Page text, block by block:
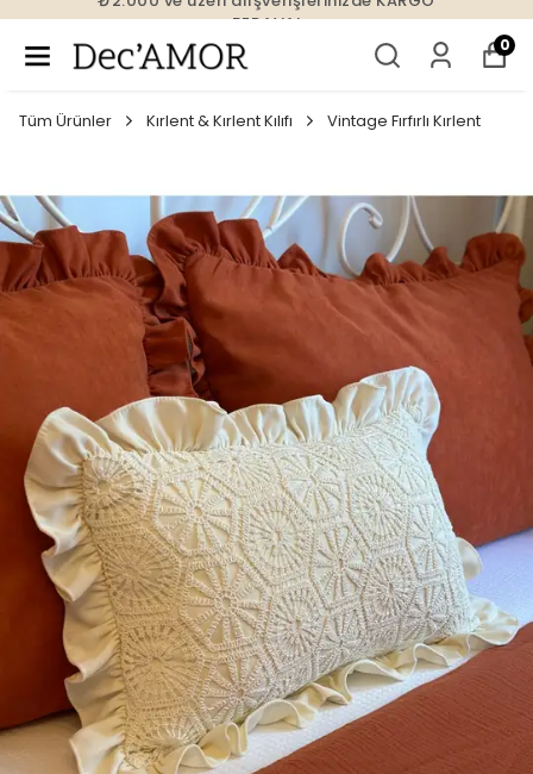
BEDAVA!
0
Tüm Ürünler Kırlent & Kırlent Kılıfı Vintage Fırfırlı Kırlent